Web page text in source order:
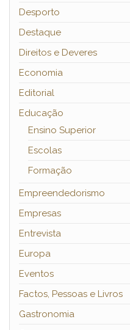
Desporto
Destaque
Direitos e Deveres
Economia
Editorial
Educação
Ensino Superior
Escolas
Formação
Empreendedorismo
Empresas
Entrevista
Europa
Eventos
Factos, Pessoas e Livros
Gastronomia